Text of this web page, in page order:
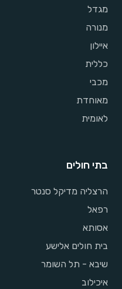
מגדל
מנורה
איילון
כללית
מכבי
מאוחדת
לאומית
בתי חולים
הרצליה מדיקל סנטר
רפאל
אסותא
בית חולים אלישע
שיבא - תל השומר
איכילוב